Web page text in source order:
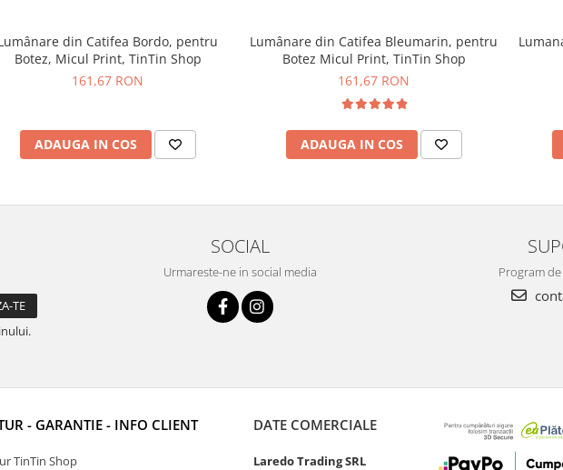
din Catifea Bordo, pentru
Botez, Micul Print, TinTin Shop
161,67 RON
ADAUGA IN COS
Lumânare din Catifea Bleumarin, pentru
Botez Micul Print, TinTin Shop
161,67 RON
ADAUGA IN COS
SOCIAL
Urmareste-ne in social media Program de
- GARANTIE - INFO CLIENT
TinTin Shop
DATE COMERCIALE
Laredo Trading SRL